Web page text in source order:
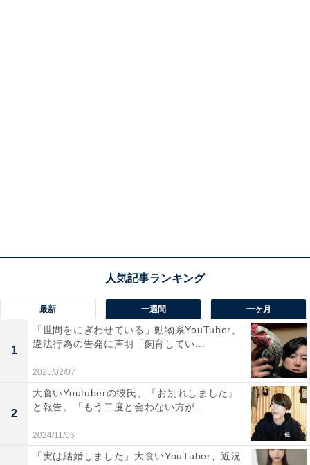
最新 一週間 一ヶ月
1
「世間をにぎわせている」動物系YouTuber、
違法行為の告発に声明「飼育してい...
2025/02/07
2
大食いYoutuberの彼氏、『お別れしました』
と報告。「もう二度と会わない方が...
2024/11/06
「実は結婚しました」大食いYouTuber、近況